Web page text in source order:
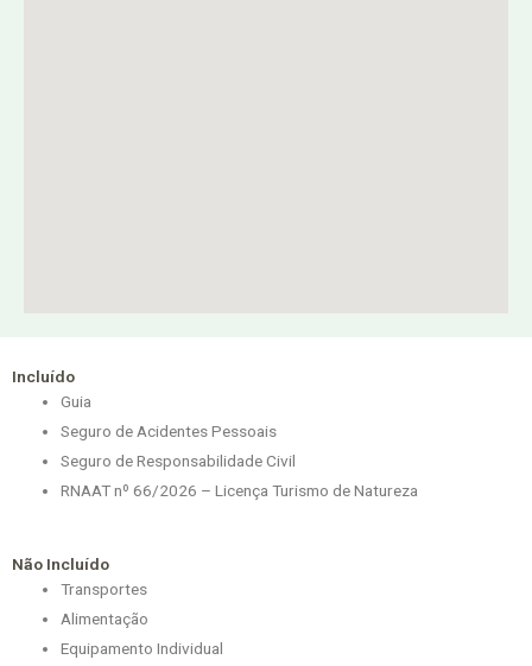
Incluído
Guia
Seguro de Acidentes Pessoais
Seguro de Responsabilidade Civil
RNAAT nº 66/2026 – Licença Turismo de Natureza
Não Incluído
Transportes
Alimentação
Equipamento Individual